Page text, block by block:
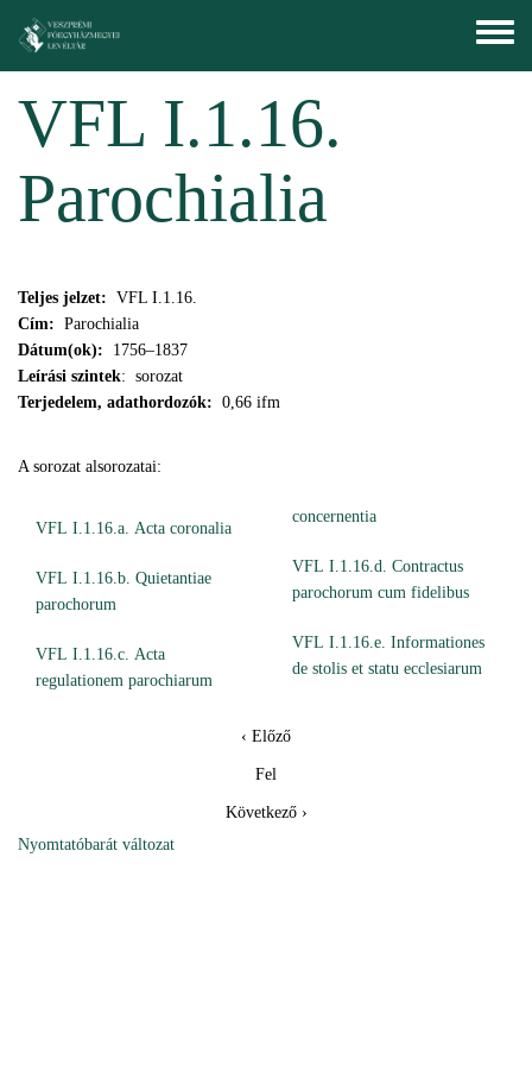
Toggle
menu
VFL I.1.16.
Parochialia
Teljes jelzet: VFL I.1.16.
Cím: Parochialia
Dátum(ok): 1756–1837
Leírási szintek: sorozat
Terjedelem, adathordozók: 0,66 ifm
A sorozat alsorozatai:
VFL I.1.16.a. Acta coronalia
VFL I.1.16.b. Quietantiae
parochorum
VFL I.1.16.c. Acta
regulationem parochiarum
concernentia
VFL I.1.16.d. Contractus
parochorum cum fidelibus
VFL I.1.16.e. Informationes
de stolis et statu ecclesiarum
‹ Előző
Fel
Következő ›
Nyomtatóbarát változat